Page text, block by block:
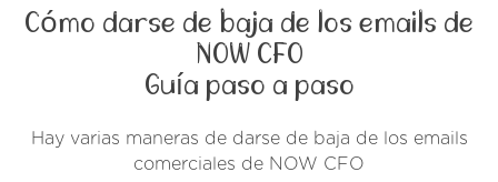
Cómo darse de baja de los emails de
NOW CFO
Guía paso a paso
Hay varias maneras de darse de baja de los emails
comerciales de NOW CFO